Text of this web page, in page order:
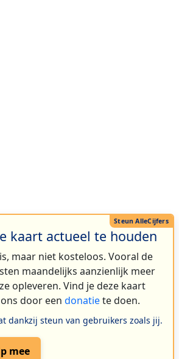
kaart actueel te houden
maar niet kosteloos. Vooral de
maandelijks aanzienlijk meer
opleveren. Vind je deze kaart
door een donatiete doen.
dankzij steun van gebruikers zoals jij.
mee